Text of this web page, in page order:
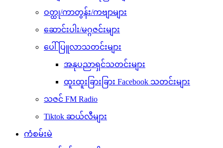
ဝတ္ထု/ကာတွန်း/ကဗျာများ
ဆောင်းပါး/မဂ္ဂဇင်းများ
ပေါ်ပြူလာသတင်းများ
အနုပညာရှင်သတင်းများ
ထူးထူးခြားခြား Facebook သတင်းများ
သဇင် FM Radio
Tiktok ဆယ်လီများ
ကံစမ်းမဲ